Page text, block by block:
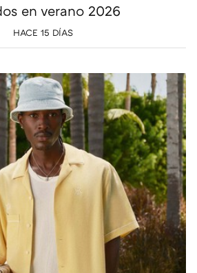
en verano 2026
HACE 15 DÍAS